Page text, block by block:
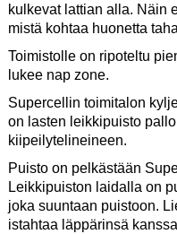
kulkevat lattian alla. Näin
mistä kohtaa huonetta
Toimistolle on ripoteltu
lukee nap zone.
Supercellin toimitalon
on lasten leikkipuisto
kiipeilytelineineen.
Puisto on pelkästään
Leikkipuiston laidalla on
joka suuntaan puistoon.
istahtaa läppärinsä